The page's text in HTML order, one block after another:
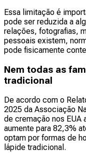
Essa limitação é
pode ser reduzida a
relações, fotografias,
pessoais existem,
pode fisicamente
Nem todas as
tradicional
De acordo com o
2025 da Associação
de cremação nos
aumente para 82,3%
optam por formas de
lápide tradicional.